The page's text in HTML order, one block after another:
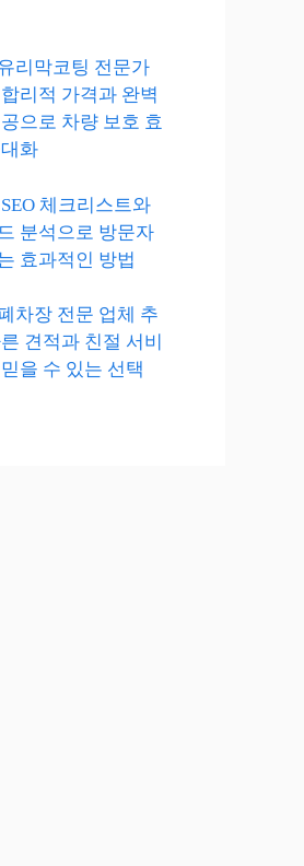
리막코팅 전문가
리적 가격과 완벽
으로 차량 보호 효
화
체크리스트와
분석으로 방문자
효과적인 방법
차장 전문 업체 추
견적과 친절 서비
을 수 있는 선택